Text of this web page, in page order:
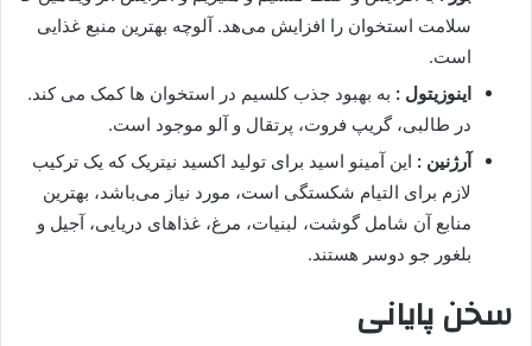
سلامت استخوان را افزایش می‌هد. آلوچه بهترین منبع غذایی
است.
اینوزیتول : به بهبود جذب کلسیم در استخوان ها کمک می کند.
در طالبی، گریپ فروت، پرتقال و آلو موجود است.
آرژنین : این آمینو اسید برای تولید اکسید نیتریک که یک ترکیب
لازم برای التیام شکستگی است، مورد نیاز می‌باشد، بهترین
منابع آن شامل گوشت، لبنیات، مرغ، غذاهای دریایی، آجیل و
بلغور جو دوسر هستند.
سخن پایانی